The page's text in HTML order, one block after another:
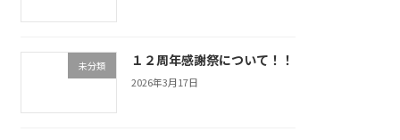
未分類 １２周年感謝祭について！！
2026年3月17日